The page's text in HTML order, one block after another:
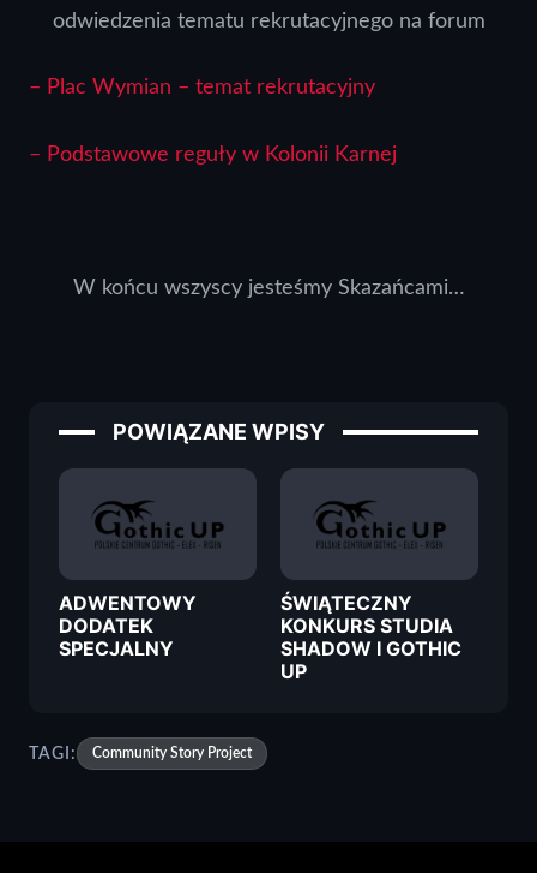
odwiedzenia tematu rekrutacyjnego na forum
– Plac Wymian – temat rekrutacyjny
– Podstawowe reguły w Kolonii Karnej
W końcu wszyscy jesteśmy Skazańcami…
POWIĄZANE WPISY
ADWENTOWY
DODATEK
SPECJALNY
ŚWIĄTECZNY
KONKURS STUDIA
SHADOW I GOTHIC
UP
TAGI: Community Story Project